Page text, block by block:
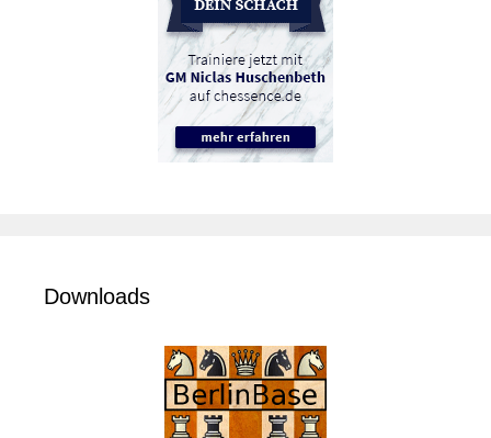
Downloads